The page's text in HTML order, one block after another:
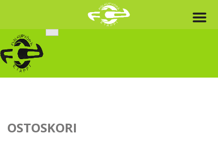
content
OSTOSKORI